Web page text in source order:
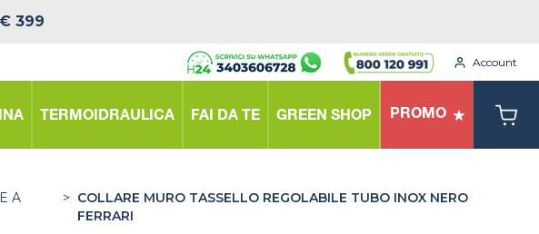
399
Account
TERMOIDRAULICA FAI DA TE GREEN SHOP PROMO
A
> COLLARE MURO TASSELLO REGOLABILE TUBO INOX NERO
FERRARI